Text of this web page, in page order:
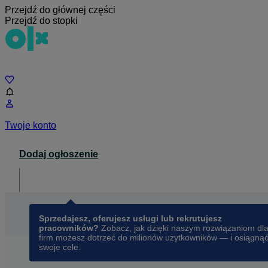
Przejdź do głównej części
Przejdź do stopki
Twoje konto
Dodaj ogłoszenie
Sprzedajesz, oferujesz usługi lub rekrutujesz
pracowników? Zobacz, jak dzięki naszym rozwiązaniom dla
firm możesz dotrzeć do milionów użytkowników — i osiągnąć
swoje cele.